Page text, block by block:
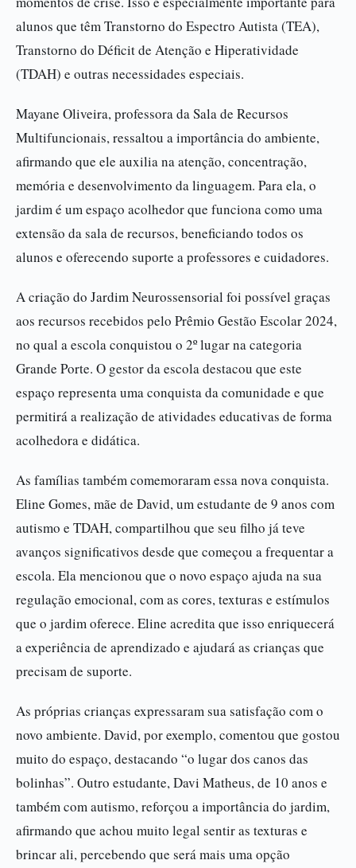
alunos que têm Transtorno do Espectro Autista (TEA),
Transtorno do Déficit de Atenção e Hiperatividade
(TDAH) e outras necessidades especiais.
Mayane Oliveira, professora da Sala de Recursos
Multifuncionais, ressaltou a importância do ambiente,
afirmando que ele auxilia na atenção, concentração,
memória e desenvolvimento da linguagem. Para ela, o
jardim é um espaço acolhedor que funciona como uma
extensão da sala de recursos, beneficiando todos os
alunos e oferecendo suporte a professores e cuidadores.
A criação do Jardim Neurossensorial foi possível graças
aos recursos recebidos pelo Prêmio Gestão Escolar 2024,
no qual a escola conquistou o 2º lugar na categoria
Grande Porte. O gestor da escola destacou que este
espaço representa uma conquista da comunidade e que
permitirá a realização de atividades educativas de forma
acolhedora e didática.
As famílias também comemoraram essa nova conquista.
Eline Gomes, mãe de David, um estudante de 9 anos com
autismo e TDAH, compartilhou que seu filho já teve
avanços significativos desde que começou a frequentar a
escola. Ela mencionou que o novo espaço ajuda na sua
regulação emocional, com as cores, texturas e estímulos
que o jardim oferece. Eline acredita que isso enriquecerá
a experiência de aprendizado e ajudará as crianças que
precisam de suporte.
As próprias crianças expressaram sua satisfação com o
novo ambiente. David, por exemplo, comentou que gostou
muito do espaço, destacando “o lugar dos canos das
bolinhas”. Outro estudante, Davi Matheus, de 10 anos e
também com autismo, reforçou a importância do jardim,
afirmando que achou muito legal sentir as texturas e
brincar ali, percebendo que será mais uma opção